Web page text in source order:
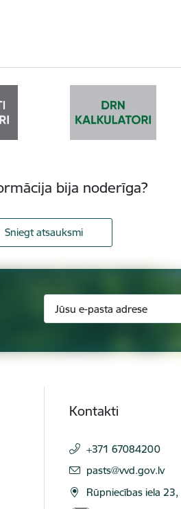
bija noderīga?
Sniegt atsauksmi
Kontakti
+371 67084200
E-pasts:
pasts@vvd.gov.lv
Rūpniecības iela